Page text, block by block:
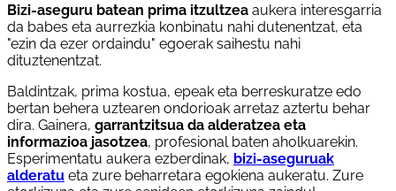
Bizi-aseguru batean prima itzultzea aukera interesgarria
da babes eta aurrezkia konbinatu nahi dutenentzat, eta
"ezin da ezer ordaindu" egoerak saihestu nahi
dituztenentzat.
Baldintzak, prima kostua, epeak eta berreskuratze edo
bertan behera uztearen ondorioak arretaz aztertu behar
dira. Gainera, garrantzitsua da alderatzea eta
informazioa jasotzea, profesional baten aholkuarekin.
Esperimentatu aukera ezberdinak, bizi-aseguruak
alderatu eta zure beharretara egokiena aukeratu. Zure